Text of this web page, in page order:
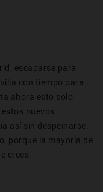
escaparse para
con tiempo para
ahora esto solo
nuevos
así sin despeinarse.
porque la mayoría de
crees.